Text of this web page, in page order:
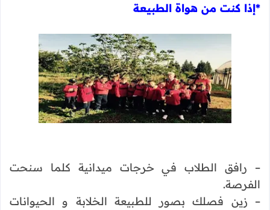
*إذا كنت من هواة الطبيعة
– رافق الطلاب في خرجات ميدانية كلما سنحت
الفرصة.
– زين فصلك بصور للطبيعة الخلابة و الحيوانات